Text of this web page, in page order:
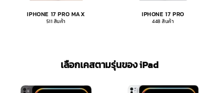
IPHONE 17 PRO MAX
511 สินค้า
IPHONE 17 PRO
448 สินค้า
เลือกเคสตามรุ่นของ iPad​